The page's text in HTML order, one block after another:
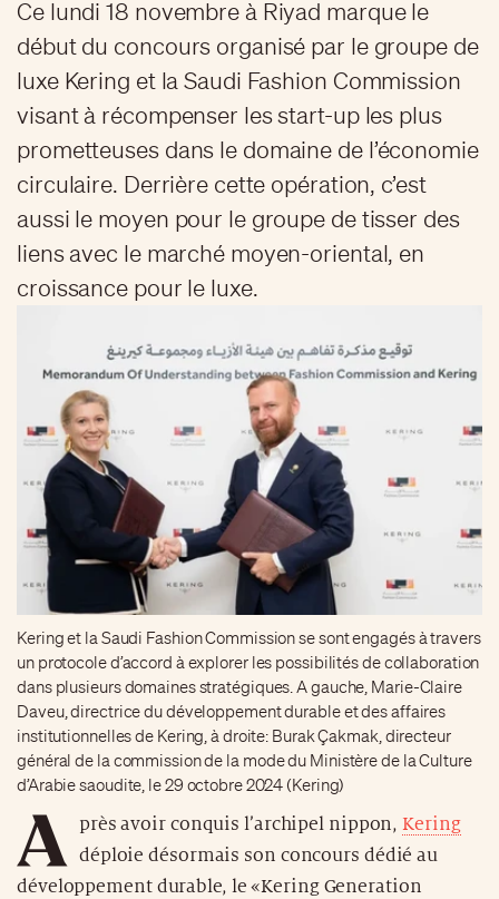
Ce lundi 18 novembre à Riyad marque le
début du concours organisé par le groupe de
luxe Kering et la Saudi Fashion Commission
visant à récompenser les start-up les plus
prometteuses dans le domaine de l’économie
circulaire. Derrière cette opération, c’est
aussi le moyen pour le groupe de tisser des
liens avec le marché moyen-oriental, en
croissance pour le luxe.
Kering et la Saudi Fashion Commission se sont engagés à travers
un protocole d’accord à explorer les possibilités de collaboration
dans plusieurs domaines stratégiques. A gauche, Marie-Claire
Daveu, directrice du développement durable et des affaires
institutionnelles de Kering, à droite: Burak Çakmak, directeur
général de la commission de la mode du Ministère de la Culture
d’Arabie saoudite, le 29 octobre 2024 (Kering)
A près avoir conquis l’archipel nippon,Kering
déploie désormais son concours dédié au
développement durable, le «Kering Generation